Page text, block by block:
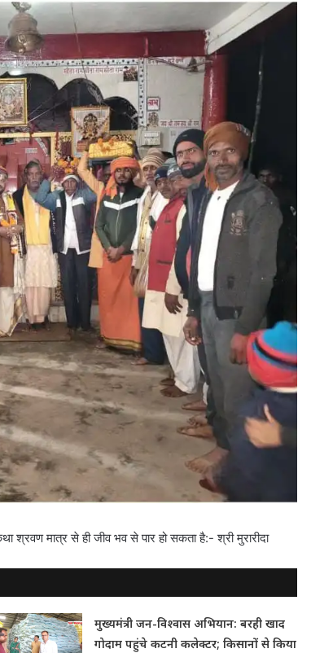
श्रवण मात्र से ही जीव भव से पार हो सकता है:- श्री मुरारीदा
मुख्यमंत्री जन-विश्वास अभियान: बरही खाद
गोदाम पहुंचे कटनी कलेक्टर; किसानों से किया